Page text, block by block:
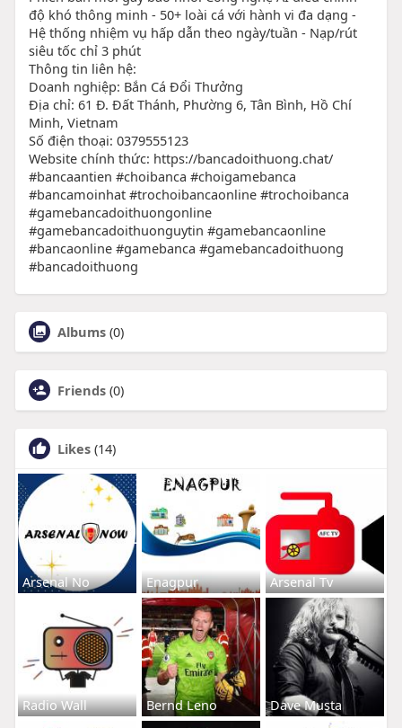
độ khó thông minh - 50+ loài cá với hành vi đa dạng -
Hệ thống nhiệm vụ hấp dẫn theo ngày/tuần - Nạp/rút
siêu tốc chỉ 3 phút
Thông tin liên hệ:
Doanh nghiệp: Bắn Cá Đổi Thưởng
Địa chỉ: 61 Đ. Đất Thánh, Phường 6, Tân Bình, Hồ Chí
Minh, Vietnam
Số điện thoại: 0379555123
Website chính thức: https://bancadoithuong.chat/
#bancaantien #choibanca #choigamebanca
#bancamoinhat #trochoibancaonline #trochoibanca
#gamebancadoithuongonline
#gamebancadoithuonguytin #gamebancaonline
#bancaonline #gamebanca #gamebancadoithuong
#bancadoithuong
Albums (0)
Friends (0)
Likes (14)
Arsenal No Enagpur Arsenal Tv
Radio Wall Bernd Leno Dave Musta